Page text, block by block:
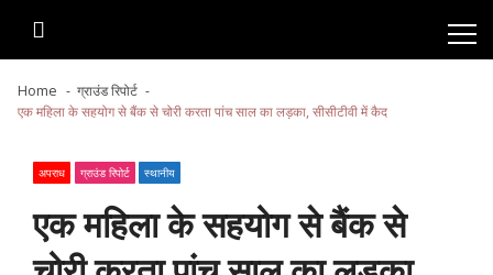
Home
ग्राउंड रिपोर्ट
एक महिला के सहयोग से बैंक से चोरी करता पांच साल का लड़का, सीसीटीवी में कैद
अपराध ग्राउंड रिपोर्ट स्थानीय
एक महिला के सहयोग से बैंक से